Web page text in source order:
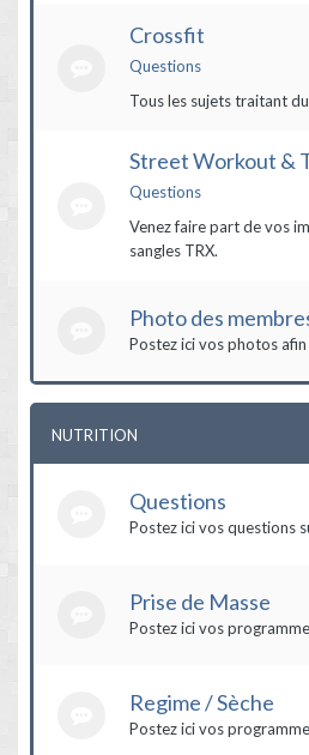
Crossfit
Questions
Tous les sujets traitant
Street Workout &
Questions
Venez faire part de vos
sangles TRX.
Photo des
Postez ici vos photos
NUTRITION
Questions
Postez ici vos questions
Prise de Masse
Postez ici vos
Regime / Sèche
Postez ici vos